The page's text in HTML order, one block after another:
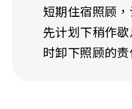
短期住宿照顾
先计划下稍作
时卸下照顾的责